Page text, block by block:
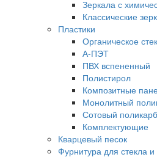
Зеркала с
Классические
Пластики
Органическое
А-ПЭТ
ПВХ вспененный
Полистирол
Композитные
Монолитный
Сотовый
Комплектующие
Кварцевый песок
Фурнитура для стекла и